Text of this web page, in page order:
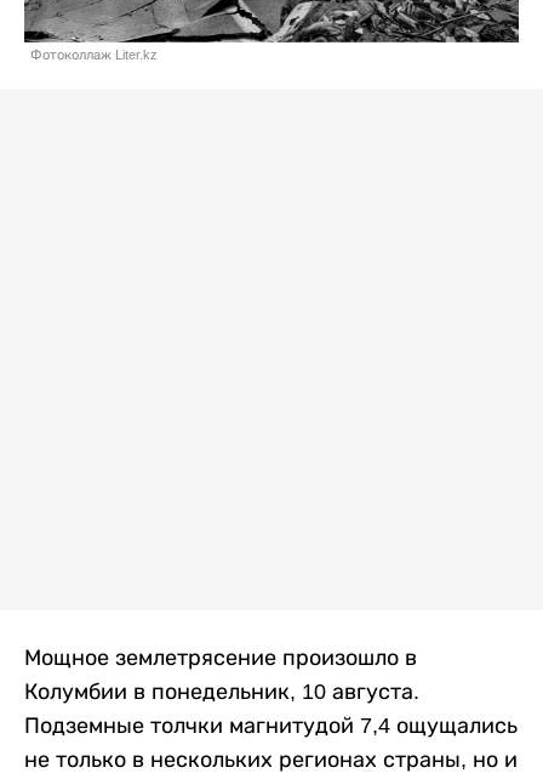
Фотоколлаж Liter.kz
Мощное землетрясение произошло в
Колумбии в понедельник, 10 августа.
Подземные толчки магнитудой 7,4 ощущались
не только в нескольких регионах страны, но и